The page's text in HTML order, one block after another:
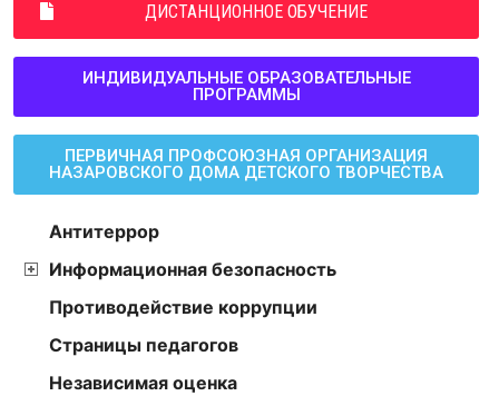
ДИСТАНЦИОННОЕ ОБУЧЕНИЕ
ИНДИВИДУАЛЬНЫЕ ОБРАЗОВАТЕЛЬНЫЕ
ПРОГРАММЫ
ПЕРВИЧНАЯ ПРОФСОЮЗНАЯ ОРГАНИЗАЦИЯ
НАЗАРОВСКОГО ДОМА ДЕТСКОГО ТВОРЧЕСТВА
Антитеррор
Информационная безопасность
Противодействие коррупции
Страницы педагогов
Независимая оценка